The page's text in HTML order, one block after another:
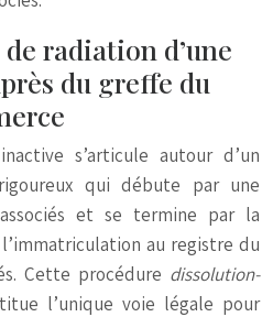
radiation d’une
du greffe du
s’articule autour d’un
qui débute par une
et se termine par la
au registre du
Cette procédure dissolution-
l’unique voie légale pour